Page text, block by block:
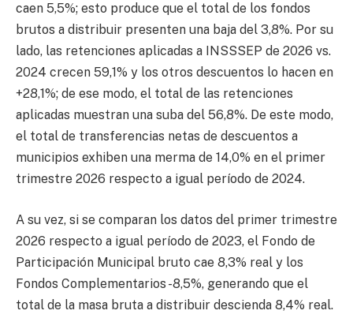
caen 5,5%; esto produce que el total de los fondos
brutos a distribuir presenten una baja del 3,8%. Por su
lado, las retenciones aplicadas a INSSSEP de 2026 vs.
2024 crecen 59,1% y los otros descuentos lo hacen en
+28,1%; de ese modo, el total de las retenciones
aplicadas muestran una suba del 56,8%. De este modo,
el total de transferencias netas de descuentos a
municipios exhiben una merma de 14,0% en el primer
trimestre 2026 respecto a igual período de 2024.
A su vez, si se comparan los datos del primer trimestre
2026 respecto a igual período de 2023, el Fondo de
Participación Municipal bruto cae 8,3% real y los
Fondos Complementarios -8,5%, generando que el
total de la masa bruta a distribuir descienda 8,4% real.